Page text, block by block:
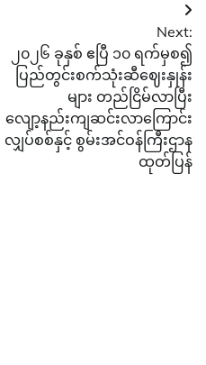
Next:
၂၀၂၆ ခုနှစ် ဧပြီ ၁၀ ရက်မှစ၍
ပြည်တွင်းစက်သုံးဆီဈေးနှုန်း
များ တည်ငြိမ်လာပြီး
လျော့နည်းကျဆင်းလာကြောင်း
လျှပ်စစ်နှင့် စွမ်းအင်ဝန်ကြီးဌာန
ထုတ်ပြန်